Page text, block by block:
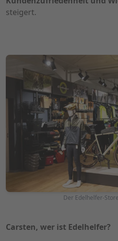
steigert.
Der Edelhelfer-
Carsten, wer ist Edelhelfer?